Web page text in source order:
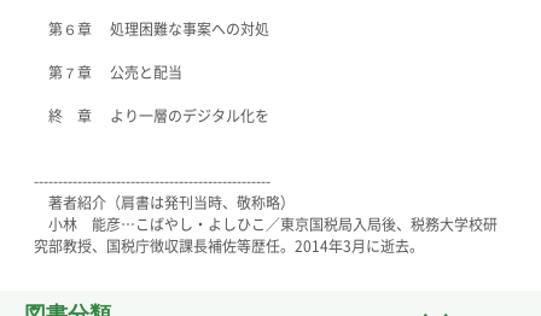
第６章 処理困難な事案への対処
第７章 公売と配当
終 章 より一層のデジタル化を
-------------------------------------------------
著者紹介（肩書は発刊当時、敬称略）
小林 能彦…こばやし・よしひこ／東京国税局入局後、税務大学校研
究部教授、国税庁徴収課長補佐等歴任。2014年3月に逝去。